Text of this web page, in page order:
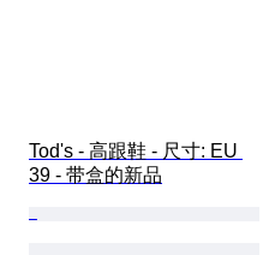
Tod's - 高跟鞋 - 尺寸: EU
39 - 带盒的新品